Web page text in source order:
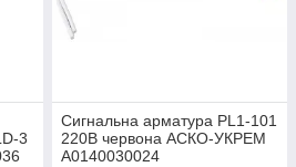
3
Сигнальна арматура PL1-101
220В червона АСКО-УКРЕМ
A0140030024